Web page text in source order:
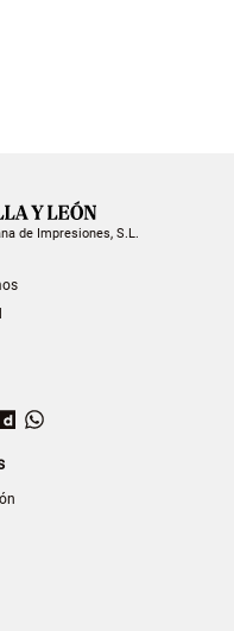
de Impresiones, S.L.
Dailymotion